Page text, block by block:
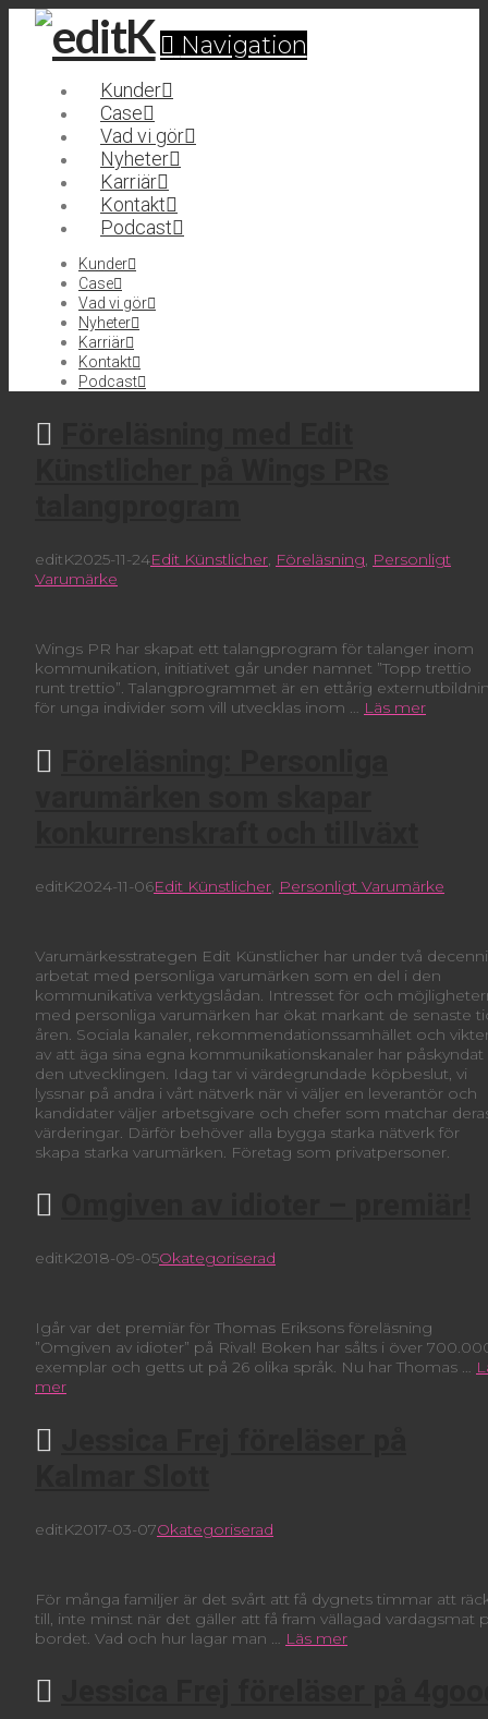
Navigation
Kunder
Case
Vad vi gör
Nyheter
Karriär
Kontakt
Podcast
Kunder
Case
Vad vi gör
Nyheter
Karriär
Kontakt
Podcast
editK2025-11-24Edit Künstlicher, Föreläsning, Personligt
Varumärke
Wings PR har skapat ett talangprogram för talanger inom
kommunikation, initiativet går under namnet ”Topp trettio
runt trettio”. Talangprogrammet är en ettårig
för unga individer som vill utvecklas inom … Läs mer
editK2024-11-06Edit Künstlicher, Personligt Varumärke
Varumärkesstrategen Edit Künstlicher har under två
arbetat med personliga varumärken som en del i den
kommunikativa verktygslådan. Intresset för och
med personliga varumärken har ökat markant de senaste
åren. Sociala kanaler, rekommendationssamhället och
av att äga sina egna kommunikationskanaler har påskyndat
den utvecklingen. Idag tar vi värdegrundade köpbeslut, vi
lyssnar på andra i vårt nätverk när vi väljer en leverantör och
kandidater väljer arbetsgivare och chefer som matchar
värderingar. Därför behöver alla bygga starka nätverk för
skapa starka varumärken. Företag som privatpersoner.
editK2018-09-05Okategoriserad
Igår var det premiär för Thomas Eriksons föreläsning
”Omgiven av idioter” på Rival! Boken har sålts i över
exemplar och getts ut på 26 olika språk. Nu har Thomas …
mer
editK2017-03-07Okategoriserad
För många familjer är det svårt att få dygnets timmar att
till, inte minst när det gäller att få fram vällagad vardagsmat
bordet. Vad och hur lagar man … Läs mer